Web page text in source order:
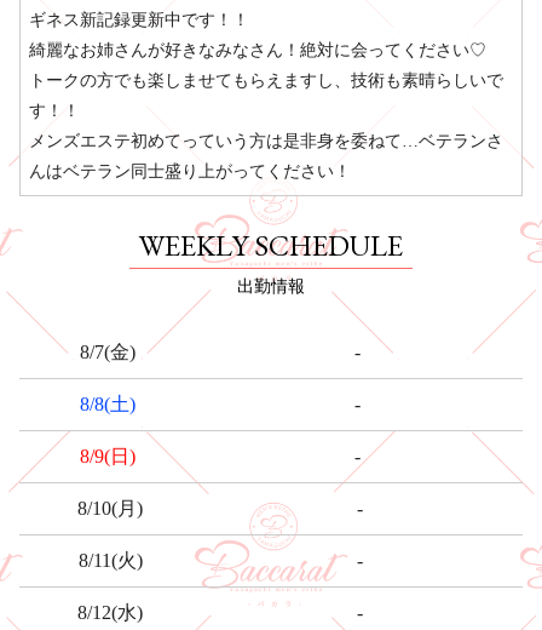
ギネス新記録更新中です！！
綺麗なお姉さんが好きなみなさん！絶対に会ってください♡
トークの方でも楽しませてもらえますし、技術も素晴らしいで
す！！
メンズエステ初めてっていう方は是非身を委ねて…ベテランさ
んはベテラン同士盛り上がってください！
WEEKLY SCHEDULE
出勤情報
8/7(金) -
8/8(土) -
8/9(日) -
8/10(月) -
8/11(火) -
8/12(水) -